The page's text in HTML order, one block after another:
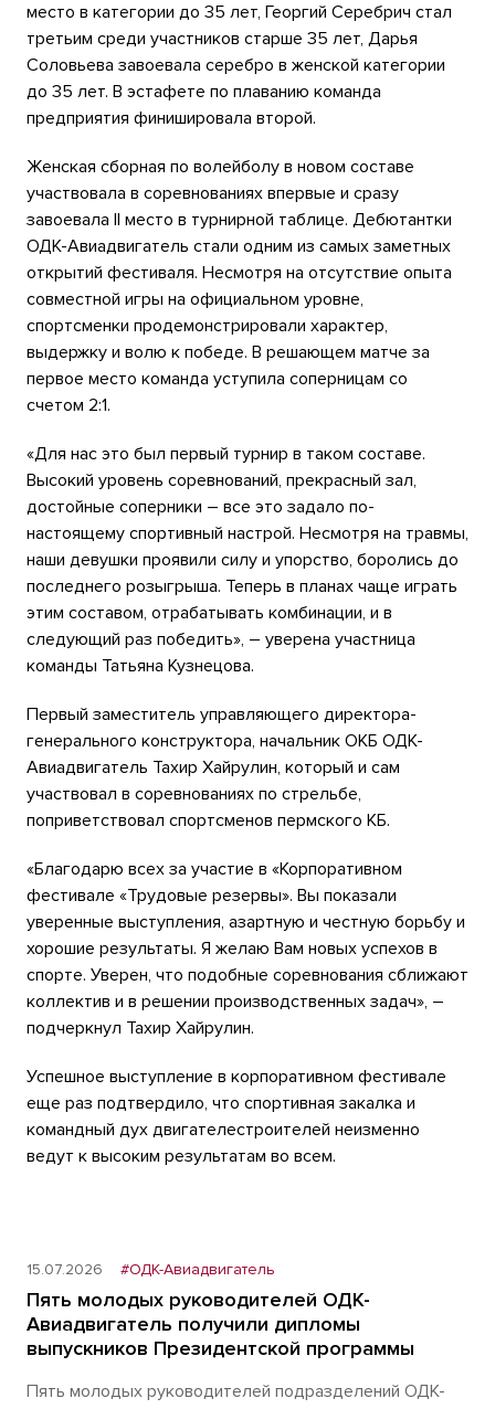
место в категории до 35 лет, Георгий Серебрич стал
третьим среди участников старше 35 лет, Дарья
Соловьева завоевала серебро в женской категории
до 35 лет. В эстафете по плаванию команда
предприятия финишировала второй.
Женская сборная по волейболу в новом составе
участвовала в соревнованиях впервые и сразу
завоевала II место в турнирной таблице. Дебютантки
ОДК-Авиадвигатель стали одним из самых заметных
открытий фестиваля. Несмотря на отсутствие опыта
совместной игры на официальном уровне,
спортсменки продемонстрировали характер,
выдержку и волю к победе. В решающем матче за
первое место команда уступила соперницам со
счетом 2:1.
«Для нас это был первый турнир в таком составе.
Высокий уровень соревнований, прекрасный зал,
достойные соперники – все это задало по-
настоящему спортивный настрой. Несмотря на травмы,
наши девушки проявили силу и упорство, боролись до
последнего розыгрыша. Теперь в планах чаще играть
этим составом, отрабатывать комбинации, и в
следующий раз победить», – уверена участница
команды Татьяна Кузнецова.
Первый заместитель управляющего директора-
генерального конструктора, начальник ОКБ ОДК-
Авиадвигатель Тахир Хайрулин, который и сам
участвовал в соревнованиях по стрельбе,
поприветствовал спортсменов пермского КБ.
«Благодарю всех за участие в «Корпоративном
фестивале «Трудовые резервы». Вы показали
уверенные выступления, азартную и честную борьбу и
хорошие результаты. Я желаю Вам новых успехов в
спорте. Уверен, что подобные соревнования сближают
коллектив и в решении производственных задач», –
подчеркнул Тахир Хайрулин.
Успешное выступление в корпоративном фестивале
еще раз подтвердило, что спортивная закалка и
командный дух двигателестроителей неизменно
ведут к высоким результатам во всем.
15.07.2026 #ОДК-Авиадвигатель
Пять молодых руководителей ОДК-
Авиадвигатель получили дипломы
выпускников Президентской программы
Пять молодых руководителей подразделений ОДК-